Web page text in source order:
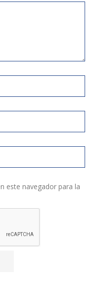
este navegador para la